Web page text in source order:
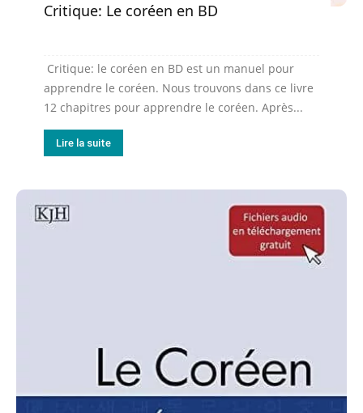
Critique: Le coréen en BD
Critique: le coréen en BD est un manuel pour
apprendre le coréen. Nous trouvons dans ce livre
12 chapitres pour apprendre le coréen. Après...
Lire la suite